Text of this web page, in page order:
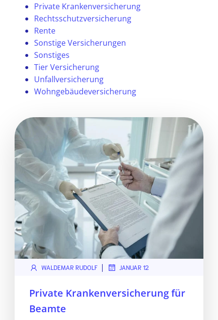
Private Krankenversicherung
Rechtsschutzversicherung
Rente
Sonstige Versicherungen
Sonstiges
Tier Versicherung
Unfallversicherung
Wohngebäudeversicherung
WALDEMAR RUDOLF | JANUAR 12
Private Krankenversicherung für
Beamte